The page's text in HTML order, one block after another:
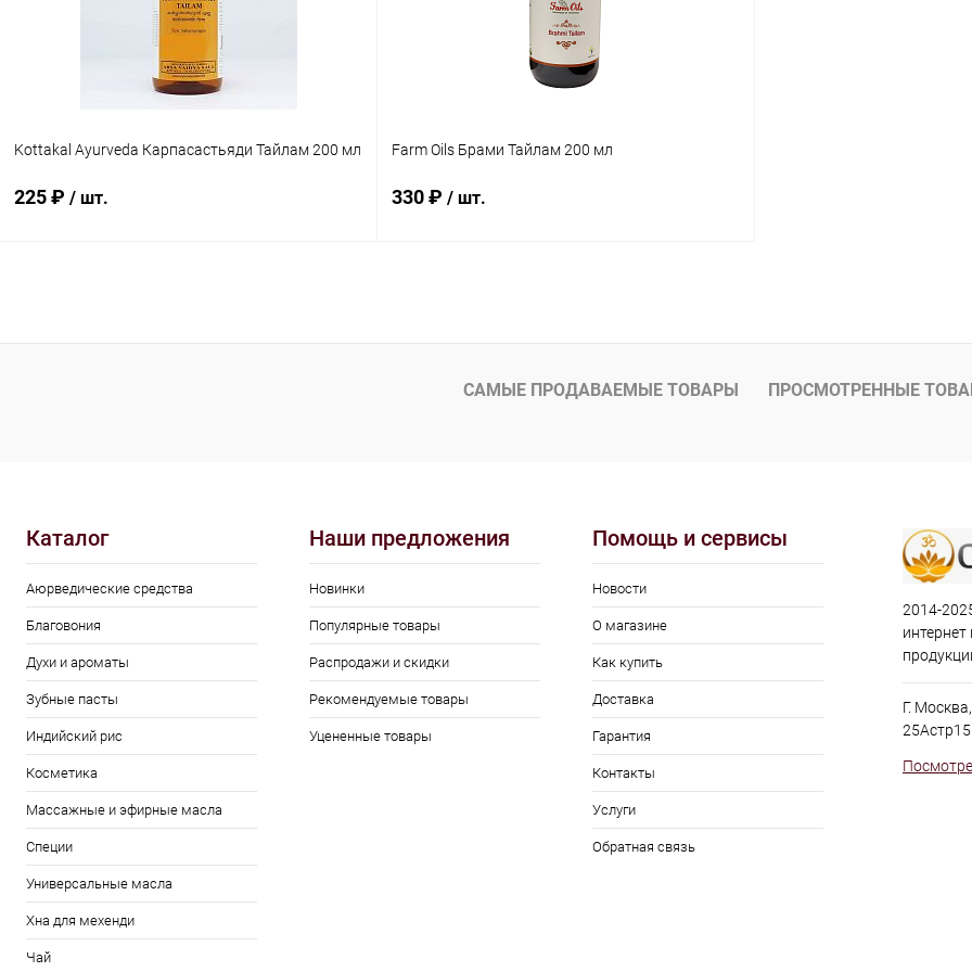
Kottakal Ayurveda Карпасастьяди Тайлам 200 мл
225 ₽ / шт.
Купить в 1 клик Сравнение
Farm Oils Брами Тайлам 200 мл
330 ₽ / шт.
Купить в 1 клик Сравнение
В избранное Под заказ
САМЫЕ ПРОДАВАЕМЫЕ ТОВАРЫ ПРОСМОТРЕННЫЕ
Каталог
Аюрведические средства
Благовония
Духи и ароматы
Зубные пасты
Индийский рис
Косметика
Массажные и эфирные масла
Специи
Универсальные масла
Хна для мехенди
Чай
Наши предложения
Новинки
Популярные товары
Распродажи и скидки
Рекомендуемые товары
Уцененные товары
Помощь и сервисы
Новости
О магазине
Как купить
Доставка
Гарантия
Контакты
Услуги
Обратная связь
2014-
Г.
25Астр15